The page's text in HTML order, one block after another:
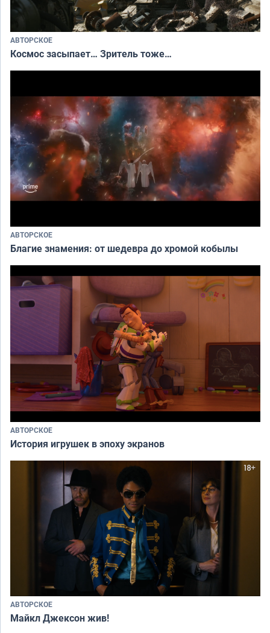
АВТОРСКОЕ
Космос засыпает… Зритель тоже…
АВТОРСКОЕ
Благие знамения: от шедевра до хромой кобылы
АВТОРСКОЕ
История игрушек в эпоху экранов
АВТОРСКОЕ
Майкл Джексон жив!